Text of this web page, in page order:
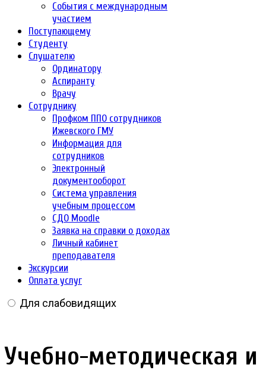
События с международным
участием
Поступающему
Студенту
Слушателю
Ординатору
Аспиранту
Врачу
Сотруднику
Профком ППО сотрудников
Ижевского ГМУ
Информация для
сотрудников
Электронный
документооборот
Система управления
учебным процессом
СДО Moodle
Заявка на справки о доходах
Личный кабинет
преподавателя
Экскурсии
Оплата услуг
Для слабовидящих
Учебно-методическая и